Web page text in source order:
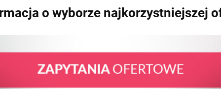
o wyborze najkorzystniejszej